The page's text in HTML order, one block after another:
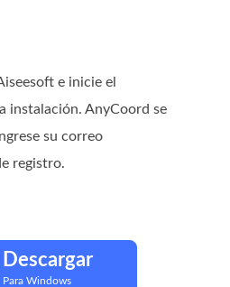
e inicie el
instalación. AnyCoord se
su correo
registro.
Descargar
Para Windows